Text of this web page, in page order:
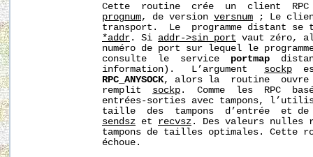
Cette  routine  crée  un  client
prognum, de version versnum ; Le
transport.  Le  programme distant se
*addr . Si addr->sin_port vaut zéro,
numéro de port sur lequel le
              consulte  le  service
portmap
              information).   L’argument
sockp
RPC_ANYSOCK, alors la  routine  ouvre
              remplit
sockp .  Comme  les  RPC
entrées-sorties avec tampons,
taille  des  tampons  d’entrée  et
sendsz et recvsz . Des valeurs nulles
tampons de tailles optimales. Cette
              échoue.